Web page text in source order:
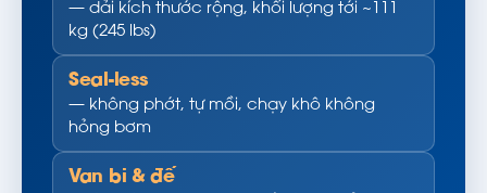
— dải kích thước rộng, khối lượng tới ~111
kg (245 lbs)
Seal-less
— không phớt, tự mồi, chạy khô không
hỏng bơm
Van bi & đế